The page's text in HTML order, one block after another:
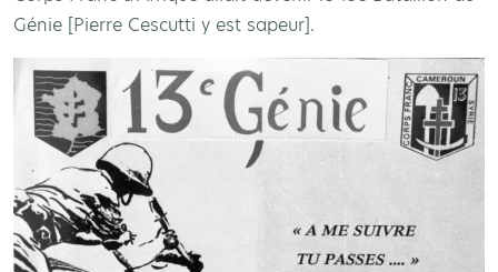
Génie [Pierre Cescutti y est sapeur].